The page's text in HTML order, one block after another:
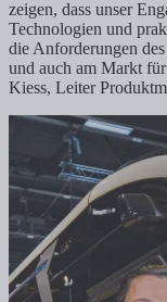
zeigen, dass unser
Technologien und
die Anforderungen
und auch am Markt
Kiess, Leiter